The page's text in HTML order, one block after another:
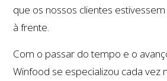
que os nossos clientes
à frente.
Com o passar do tempo e o
Winfood se especializou cada vez